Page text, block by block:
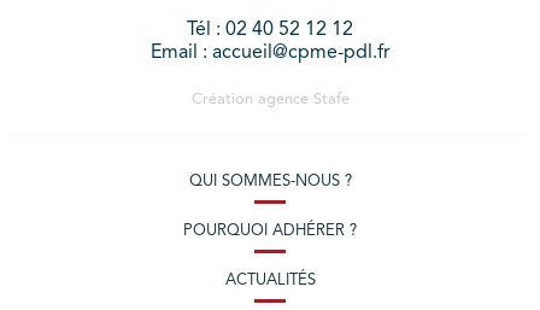
Tél : 02 40 52 12 12
Email : accueil@cpme-pdl.fr
Création agence Stafe
QUI SOMMES-NOUS ?
POURQUOI ADHÉRER ?
ACTUALITÉS